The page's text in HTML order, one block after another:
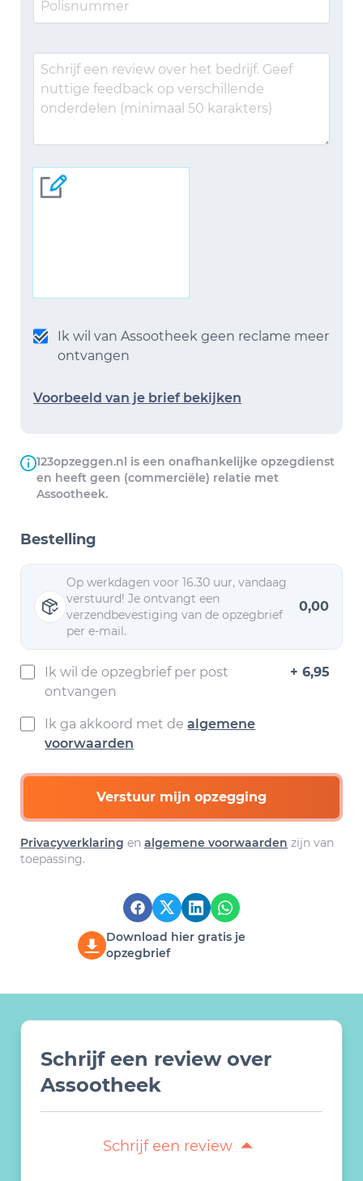
Ik wil van Assootheek geen reclame meer
ontvangen
Voorbeeld van je brief bekijken
123opzeggen.nl is een onafhankelijke opzegdienst
en heeft geen (commerciële) relatie met
Assootheek.
Bestelling
Op werkdagen voor 16.30 uur, vandaag
verstuurd! Je ontvangt een
verzendbevestiging van de opzegbrief
per e-mail.
0,00
Ik wil de opzegbrief per post
ontvangen
+ 6,95
Ik ga akkoord met dealgemene
voorwaarden
Verstuur mijn opzegging
Privacyverklaring en algemene voorwaarden zijn van
toepassing.
Download hier gratis je
opzegbrief
Schrijf een review over
Assootheek
Schrijf een review